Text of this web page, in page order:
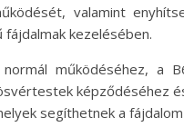
valamint
kezelésében.
működéséhez, a
képződéséhez
segíthetnek a